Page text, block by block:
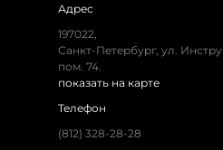
Адрес
197022,
Санкт-Петербург, ул.
пом. 74.
показать на карте
Телефон
(812) 328-28-28